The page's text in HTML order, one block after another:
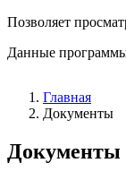
Позволяет
Данные программы
Главная
Документы
Документы